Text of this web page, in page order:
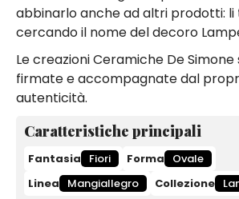
abbinarlo anche ad altri prodotti: li
cercando il nome del decoro
Le creazioni Ceramiche De
firmate e accompagnate dal
autenticità.
Caratteristiche principali
Fantasia Fiori Forma
Ovale
Linea
Mangiallegro Collezione